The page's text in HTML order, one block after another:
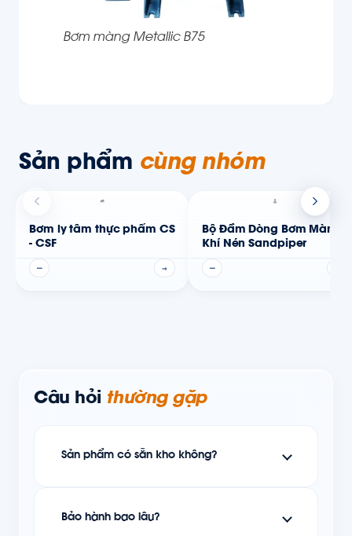
Bơm màng Metallic B75
Sản phẩm cùng nhóm
Bơm ly tâm thực phẩm CS
- CSF
— →
Bộ Đầm Dòng Bơm Màng
Khí Nén Sandpiper
—
Câu hỏi thường gặp
Sản phẩm có sẵn kho không?
Bảo hành bao lâu?